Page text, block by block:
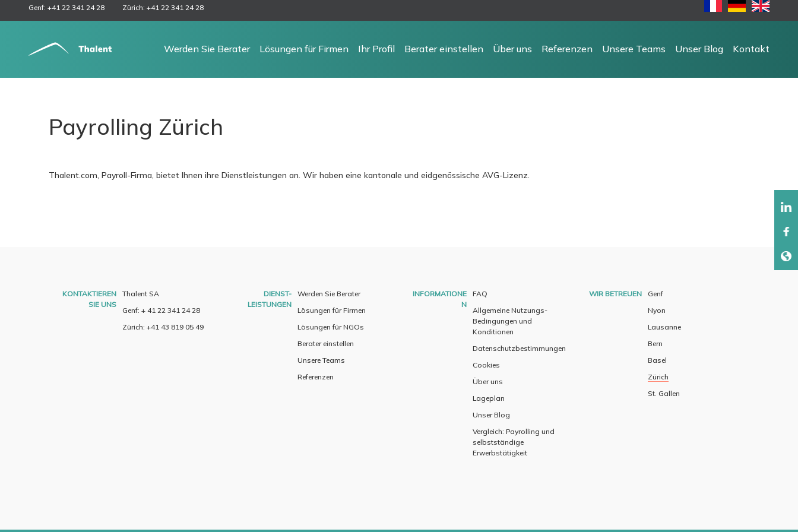
Genf: +41 22 341 24 28 Zürich: +41 22 341 24 28
Werden Sie Berater Lösungen für Firmen Ihr Profil Berater einstellen Über uns Referenzen Unsere Teams Unser Blog Kontakt
Payrolling Zürich
Thalent.com, Payroll-Firma, bietet Ihnen ihre Dienstleistungen an. Wir haben eine kantonale und eidgenössische AVG-Lizenz.
KONTAKTIEREN
SIE UNS
Thalent SA
Genf: + 41 22 341 24 28
Zürich: +41 43 819 05 49
DIENST-
LEISTUNGEN
Werden Sie Berater
Lösungen für Firmen
Lösungen für NGOs
Berater einstellen
Unsere Teams
Referenzen
INFORMATIONE
N
FAQ
Allgemeine Nutzungs-
Bedingungen und
Konditionen
Datenschutzbestimmungen
Cookies
Über uns
Lageplan
Unser Blog
Vergleich: Payrolling und
selbstständige
Erwerbstätigkeit
WIR BETREUEN
Genf
Nyon
Lausanne
Bern
Basel
Zürich
St. Gallen